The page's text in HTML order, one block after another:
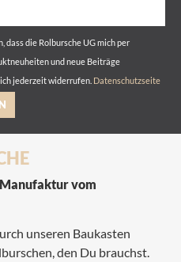
die Rolbursche UG mich per
und neue Beiträge
jederzeit widerrufen. Datenschutzseite
vom
unseren Baukasten
den Du brauchst.